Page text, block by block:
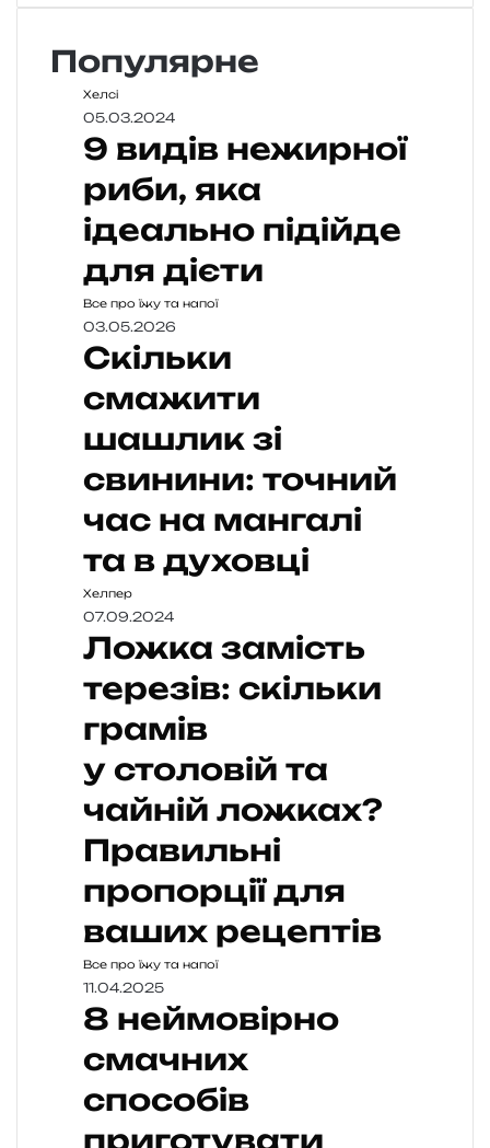
Популярне
Хелсі
05.03.2024
9 видів нежирної
риби, яка
ідеально підійде
для дієти
Все про їжу та напої
03.05.2026
Скільки
смажити
шашлик зі
свинини: точний
час на мангалі
та в духовці
Хелпер
07.09.2024
Ложка замість
терезів: скільки
грамів
у столовій та
чайній ложках?
Правильні
пропорції для
ваших рецептів
Все про їжу та напої
11.04.2025
8 неймовірно
смачних
способів